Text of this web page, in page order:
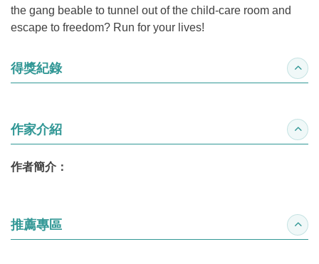
the gang beable to tunnel out of the child-care room and
escape to freedom? Run for your lives!
得獎紀錄 收合
作家介紹 收合
作者簡介：
推薦專區 收合